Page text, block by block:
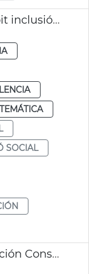
Subvención Asociación Àmbit inclusión social personas reclusas
SOCIAL
Pleno València rechaza creación Consejo Local de Inclusión y Derechos Sociales